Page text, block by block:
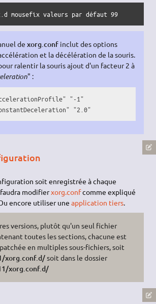
mousefix valeurs par défaut 99
de xorg.confinclut des options
et la décélération de la souris.
ralentir la souris ajout d'un facteur 2 à
" :
"-1"
"2.0"
soit enregistrée à chaque
faudra modifierxorg.confcomme expliqué
Ou encore utiliser uneapplication tiers
versions, plutôt qu'un seul fichier
toutes les sections, chacune est
en multiples sous-fichiers, soit
xorg.conf.d/soit dans le dossier
xorg.conf.d/